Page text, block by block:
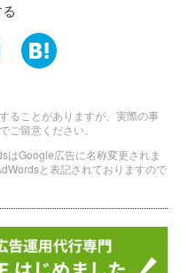
ることがありますが、実際の事
ご留意ください。
はGoogle広告に名称変更されま
と表記されておりますので